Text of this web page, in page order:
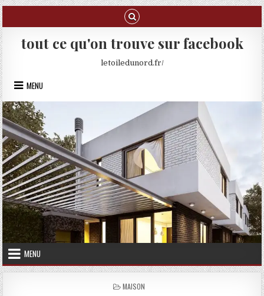
Skip to content
tout ce qu'on trouve sur facebook
letoiledunord.fr/
MENU
MENU
POSTED IN
MAISON